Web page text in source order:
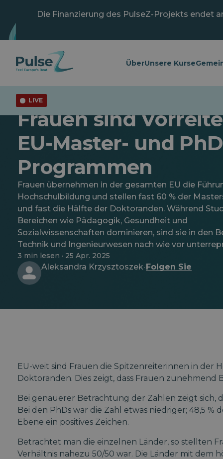
Hauptinhalt
springen
Die Finanzierung des PulseZ-Projekts endet
ÜberUnsere Kurse
LIVE
Allgemein
Frauen sind
EU-Master- und
Programmen
Frauen übernehmen in der gesamten EU die
Hochschulbildung und stellen fast 60 % der
und fast die Hälfte der Doktoranden. Während
Bereichen wie Pädagogik, Gesundheit und
Sozialwissenschaften dominieren, sind sie in den
Technik und Ingenieurwesen nach wie vor
3 min lesen · 25 Apr. 2025
Aleksandra Krzysztoszek· Folgen Sie
EU-weit sind Frauen die Spitzenreiterinnen in der
Doktoranden. Dies zeigt, dass Frauen
Bei genauerer Betrachtung der Zahlen zeigt sich,
Bei den PhDs war die Zahl etwas niedriger; 48,5
Ebene ein positives Zeichen.
Betrachtet man die einzelnen Länder, so stellten
Verhältnis nahezu 50/50 war. Die Länder mit dem